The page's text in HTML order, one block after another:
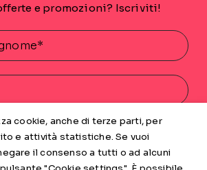
e promozioni? Iscriviti!
dei miei dati personali
INVIA
cookie, anche di terze parti, per
e attività statistiche. Se vuoi
il consenso a tutti o ad alcuni